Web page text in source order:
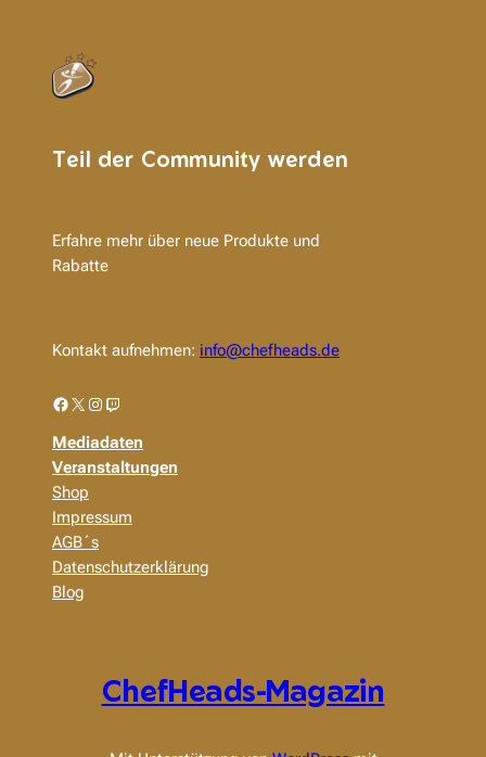
Teil der Community werden
Erfahre mehr über neue Produkte und
Rabatte
Kontakt aufnehmen: info@chefheads.de
Facebook X Instagram Twitch
Mediadaten
Veranstaltungen
Shop
Impressum
AGB´s
Datenschutzerklärung
Blog
ChefHeads-Magazin